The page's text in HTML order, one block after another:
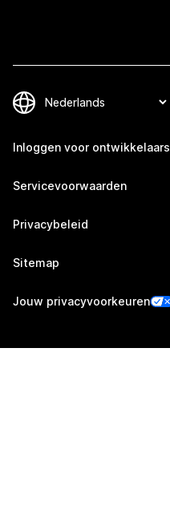
Inloggen voor ontwikkelaars
Servicevoorwaarden
Privacybeleid
Sitemap
Jouw privacyvoorkeuren